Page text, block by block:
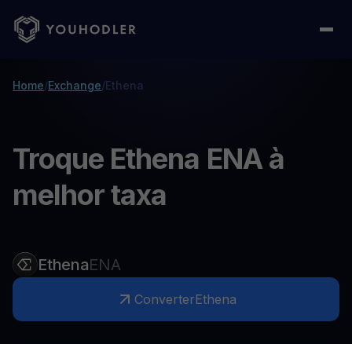
Home/Exchange/Ethena
Troque Ethena ENA à
melhor taxa
EthenaENA
ConverterEthena